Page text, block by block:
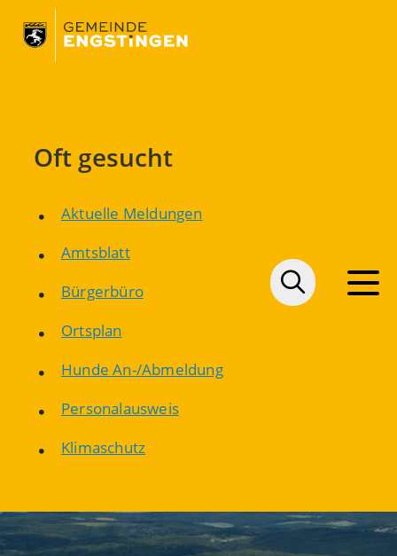
Oft gesucht
Aktuelle Meldungen
Amtsblatt
Bürgerbüro
Ortsplan
Hunde An-/Abmeldung
Personalausweis
Klimaschutz